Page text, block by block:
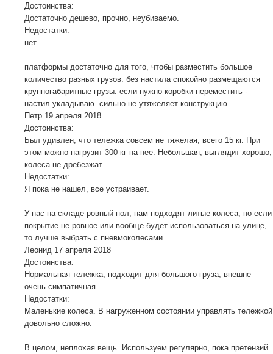
Достоинства:
Достаточно дешево, прочно, неубиваемо.
Недостатки:
нет
платформы достаточно для того, чтобы разместить большое
количество разных грузов. без настила спокойно размещаются
крупногабаритные грузы. если нужно коробки переместить -
настил укладываю. сильно не утяжеляет конструкцию.
Петр 19 апреля 2018
Достоинства:
Был удивлен, что тележка совсем не тяжелая, всего 15 кг. При
этом можно нагрузит 300 кг на нее. Небольшая, выглядит хорошо,
колеса не дребезжат.
Недостатки:
Я пока не нашел, все устраивает.
У нас на складе ровный пол, нам подходят литые колеса, но если
покрытие не ровное или вообще будет использоваться на улице,
то лучше выбрать с пневмоколесами.
Леонид 17 апреля 2018
Достоинства:
Нормальная тележка, подходит для большого груза, внешне
очень симпатичная.
Недостатки:
Маленькие колеса. В нагруженном состоянии управлять тележкой
довольно сложно.
В целом, неплохая вещь. Используем регулярно, пока претензий